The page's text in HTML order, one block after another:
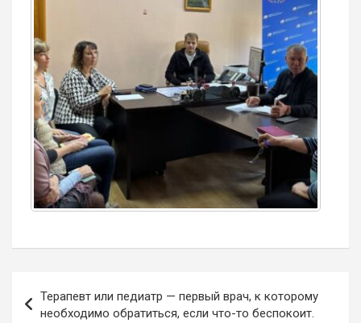
по
Терапевт или педиатр — первый врач, к которому
необходимо обратиться, если что-то беспокоит.